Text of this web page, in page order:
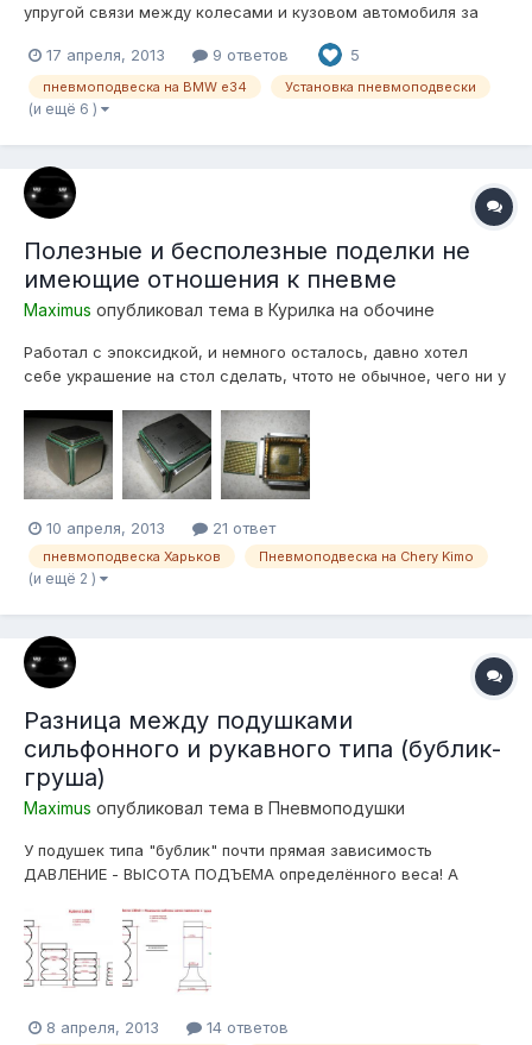
упругой связи между колесами и кузовом автомобиля за
Подвеска входит в состав ходовой части автомобиля.
Подвеска автомобиля имеет следующее общее устройство
-направляющий элемент; -упр...
17 апреля, 2013 9 ответов 5
пневмоподвеска на BMW e34 Установка пневмоподвески
(и ещё 6 )
Полезные и бесполезные поделки не
имеющие отношения к пневме
Maximus опубликовал тема в Курилка на обочине
Работал с эпоксидкой, и немного осталось, давно хотел
себе украшение на стол сделать, чтото не обычное, чего ни у
как шар от русского бильярда.
10 апреля, 2013 21 ответ
пневмоподвеска Харьков Пневмоподвеска на Chery Kimo
(и ещё 2 )
Разница между подушками
сильфонного и рукавного типа (бублик-
груша)
Maximus опубликовал тема в Пневмоподушки
У подушек типа "бублик" почти прямая зависимость
ДАВЛЕНИЕ - ВЫСОТА ПОДЪЕМА определённого веса! А
рукавного типа у которых есть поршень определённого
диаметра, с почти не меняющейся рабочей-площадью, у
бублика рабочая площадь уменьшается прямо-пр...
8 апреля, 2013 14 ответов